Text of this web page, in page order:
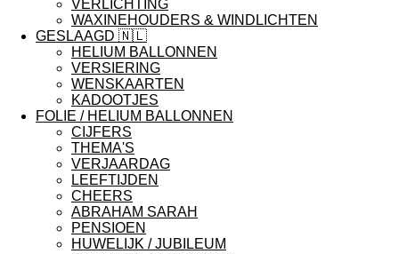
VERLICHTING
WAXINEHOUDERS & WINDLICHTEN
GESLAAGD 🇳🇱
HELIUM BALLONNEN
VERSIERING
WENSKAARTEN
KADOOTJES
FOLIE / HELIUM BALLONNEN
CIJFERS
THEMA'S
VERJAARDAG
LEEFTIJDEN
CHEERS
ABRAHAM SARAH
PENSIOEN
HUWELIJK / JUBILEUM